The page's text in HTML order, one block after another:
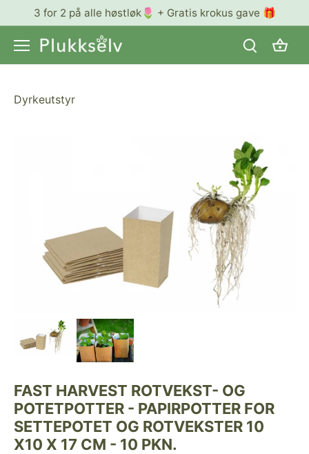
til
innhold
3 for 2 på alle høstløk🌷 + Gratis krokus gave 🎁
Dyrkeutstyr
FAST HARVEST ROTVEKST- OG
POTETPOTTER - PAPIRPOTTER FOR
SETTEPOTET OG ROTVEKSTER 10
X10 X 17 CM - 10 PKN.